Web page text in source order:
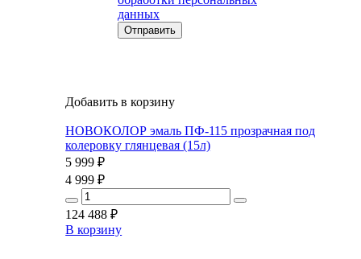
данных
Добавить в корзину
НОВОКОЛОР эмаль ПФ-115 прозрачная под
колеровку глянцевая (15л)
5 999 ₽
4 999 ₽
124 488 ₽
В корзину